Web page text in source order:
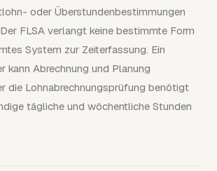
oder Überstundenbestimmungen
FLSA verlangt keine bestimmte Form
System zur Zeiterfassung. Ein
kann Abrechnung und Planung
die Lohnabrechnungsprüfung benötigt
tägliche und wöchentliche Stunden